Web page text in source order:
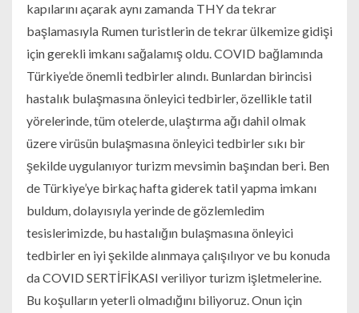
kapılarını açarak aynı zamanda THY da tekrar
başlamasıyla Rumen turistlerin de tekrar ülkemize gidişi
için gerekli imkanı sağalamış oldu. COVID bağlamında
Türkiye’de önemli tedbirler alındı. Bunlardan birincisi
hastalık bulaşmasına önleyici tedbirler, özellikle tatil
yörelerinde, tüm otelerde, ulaştırma ağı dahil olmak
üzere virüsün bulaşmasına önleyici tedbirler sıkı bir
şekilde uygulanıyor turizm mevsimin başından beri. Ben
de Türkiye’ye birkaç hafta giderek tatil yapma imkanı
buldum, dolayısıyla yerinde de gözlemledim
tesislerimizde, bu hastalığın bulaşmasına önleyici
tedbirler en iyi şekilde alınmaya çalışılıyor ve bu konuda
da COVID SERTİFİKASI veriliyor turizm işletmelerine.
Bu koşulların yeterli olmadığını biliyoruz. Onun için